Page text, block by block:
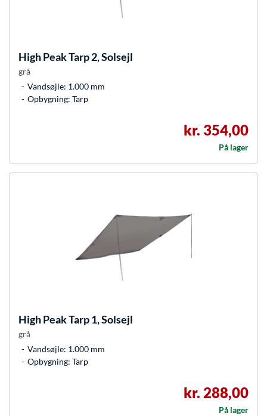
High PeakTarp 2, Solsejl
grå
Vandsøjle: 1.000 mm
Opbygning: Tarp
kr. 354,00
På lager
High PeakTarp 1, Solsejl
grå
Vandsøjle: 1.000 mm
Opbygning: Tarp
kr. 288,00
På lager